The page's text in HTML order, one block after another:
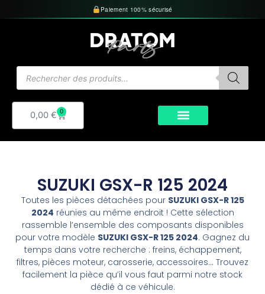
au
Paiement 100% sécurisé
de
0,00 € 0
Panier
SUZUKI GSX-R 125 2024
Toutes les pièces détachées pour SUZUKI GSX-R 125
2024 réunies au même endroit ! Cette sélection
rassemble l’ensemble des composants disponibles
pour votre modèle SUZUKI GSX-R 125 2024. Gagnez du
temps dans votre recherche : freins, échappement,
filtres, pièces moteur, carosserie, accessoires… Trouvez
facilement la pièce qu’il vous faut parmi notre stock
dédié à ce véhicule.